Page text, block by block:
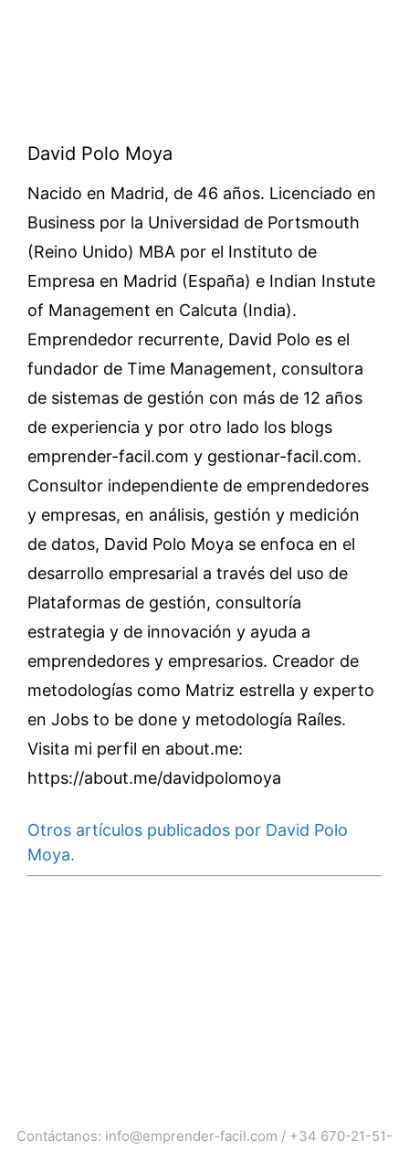
David Polo Moya
Nacido en Madrid, de 46 años. Licenciado en
Business por la Universidad de Portsmouth
(Reino Unido) MBA por el Instituto de
Empresa en Madrid (España) e Indian Instute
of Management en Calcuta (India).
Emprendedor recurrente, David Polo es el
fundador de Time Management, consultora
de sistemas de gestión con más de 12 años
de experiencia y por otro lado los blogs
emprender-facil.com y gestionar-facil.com.
Consultor independiente de emprendedores
y empresas, en análisis, gestión y medición
de datos, David Polo Moya se enfoca en el
desarrollo empresarial a través del uso de
Plataformas de gestión, consultoría
estrategia y de innovación y ayuda a
emprendedores y empresarios. Creador de
metodologías como Matriz estrella y experto
en Jobs to be done y metodología Raíles.
Visita mi perfil en about.me:
https://about.me/davidpolomoya
Otros artículos publicados por David Polo
Moya.
Contáctanos: info@emprender-facil.com / +34 670-21-51-